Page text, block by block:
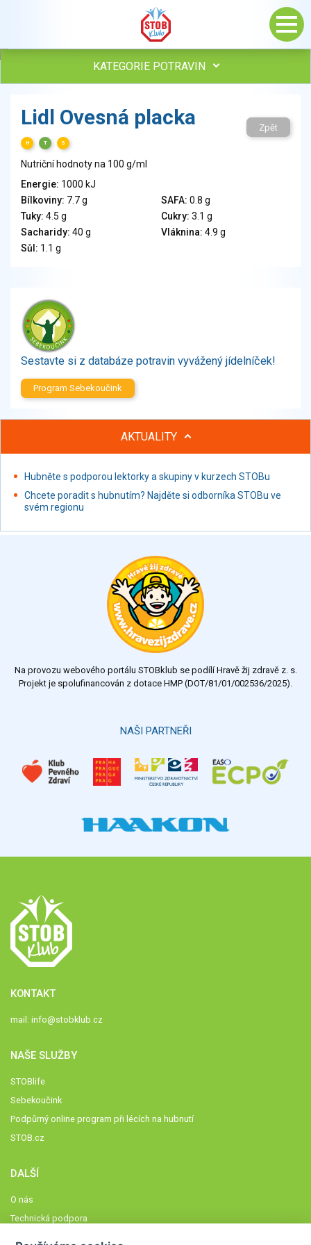
KATEGORIE POTRAVIN
Vejce
Mléko
Veganské a vegetariánské výrobky
Tuky
Obiloviny, mouka, cereální výrobky
Chléb, pečivo, křehké chleby, pufované výrobky
Ořechy, semena
Zelenina
Brambory, luštěniny, houby
Sladkosti, slané výrobky
Ochucovadla, přísady, sladidla
Proteinové výrobky, doplňky stravy
Nápoje alkoholické
Restaurace, jídelny, hotová jídla
Fastfood
Studená kuchyně, lahůdkářské výrobky
Lidl Ovesná placka
H T S
Zpět
Nutriční hodnoty na 100 g/ml
Energie: 1000 kJ
Bílkoviny: 7.7 g SAFA: 0.8 g
Tuky: 4.5 g Cukry: 3.1 g
Sacharidy: 40 g Vláknina: 4.9 g
Sůl: 1.1 g
Sestavte si z databáze potravin vyvážený jídelníček!
Program Sebekoučink
AKTUALITY
Hubněte s podporou lektorky a skupiny v kurzech STOBu
Chcete poradit s hubnutím? Najděte si odborníka STOBu ve
svém regionu
Na provozu webového portálu STOBklub se podílí Hravě žij zdravě z. s.
Projekt je spolufinancován z dotace HMP (DOT/81/01/002536/2025).
NAŠI PARTNEŘI
KONTAKT
mail: info@stobklub.cz
NAŠE SLUŽBY
STOBlife
Sebekoučink
Podpůrný online program při lécích na hubnutí
STOB.cz
DALŠÍ
O nás
Technická podpora